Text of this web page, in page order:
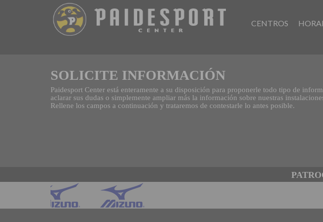
CENTROS
SOLICITE INFORMACIÓN
Paidesport Center está enteramente a su disposición para proponerle todo tipo de
aclarar sus dudas o simplemente ampliar más la información sobre nuestras
Rellene los campos a continuación y trataremos de contestarle lo antes posible.